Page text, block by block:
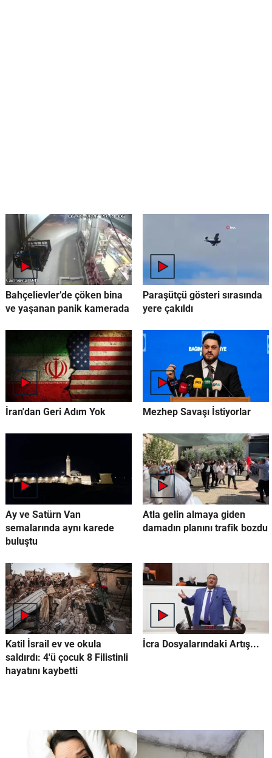
Bahçelievler’de çöken bina
ve yaşanan panik kamerada
Paraşütçü gösteri sırasında
yere çakıldı
İran'dan Geri Adım Yok Mezhep Savaşı İstiyorlar
Ay ve Satürn Van
semalarında aynı karede
buluştu
Atla gelin almaya giden
damadın planını trafik bozdu
Katil İsrail ev ve okula
saldırdı: 4'ü çocuk 8 Filistinli
hayatını kaybetti
İcra Dosyalarındaki Artış...